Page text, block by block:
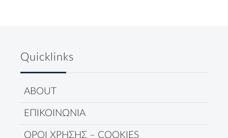
Quicklinks
ABOUT
ΕΠΙΚΟΙΝΩΝΙΑ
ΟΡΟΙ ΧΡΗΣΗΣ – COOKIES